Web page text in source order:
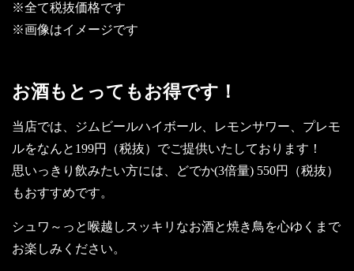
※全て税抜価格です
※画像はイメージです
お酒もとってもお得です！
当店では、ジムビールハイボール、レモンサワー、プレモ
ルをなんと199円（税抜）でご提供いたしております！
思いっきり飲みたい方には、どでか(3倍量) 550円（税抜）
もおすすめです。
シュワ～っと喉越しスッキリなお酒と焼き鳥を心ゆくまで
お楽しみください。